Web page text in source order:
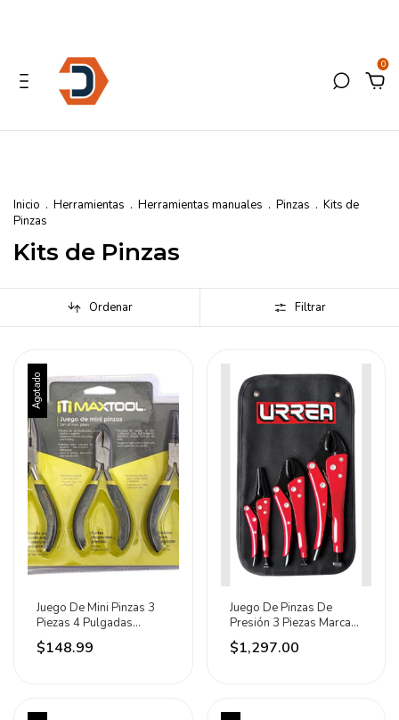
0
Inicio . Herramientas . Herramientas manuales . Pinzas . Kits de
Pinzas
Kits de Pinzas
Ordenar Filtrar
Agotado
Juego De Mini Pinzas 3
Piezas 4 Pulgadas
Maxtool
$148.99
Juego De Pinzas De
Presión 3 Piezas Marca
Urrea
$1,297.00